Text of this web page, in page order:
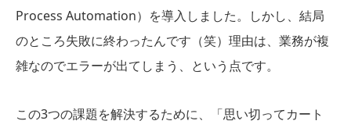
Process Automation）を導入しました。しかし、結局
のところ失敗に終わったんです（笑）理由は、業務が複
雑なのでエラーが出てしまう、という点です。
この3つの課題を解決するために、「思い切ってカート